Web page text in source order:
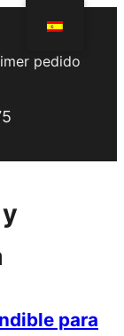
pedido
para